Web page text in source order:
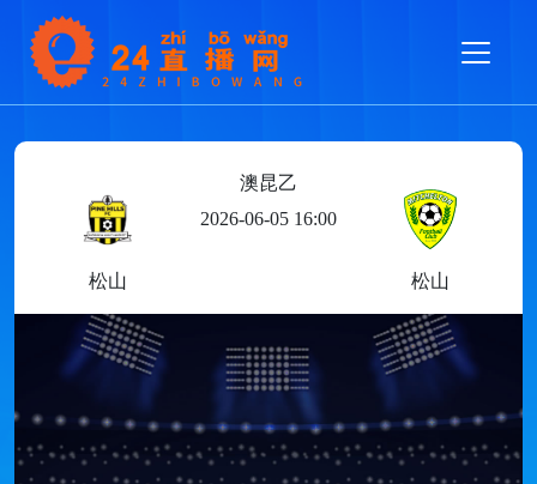
松山
澳昆乙
2026-06-05 16:00
松山